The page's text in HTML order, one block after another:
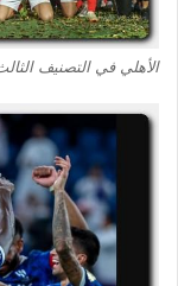
الأهلي في التصنيف